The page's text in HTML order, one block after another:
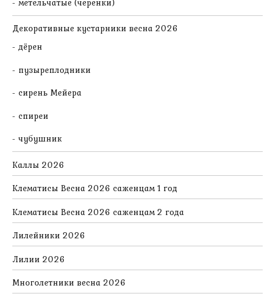
Декоративные кустарники весна 2026
дёрен
пузыреплодники
сирень Мейера
спиреи
чубушник
Каллы 2026
Клематисы Весна 2026 саженцам 1 год
Клематисы Весна 2026 саженцам 2 года
Лилейники 2026
Лилии 2026
Многолетники весна 2026